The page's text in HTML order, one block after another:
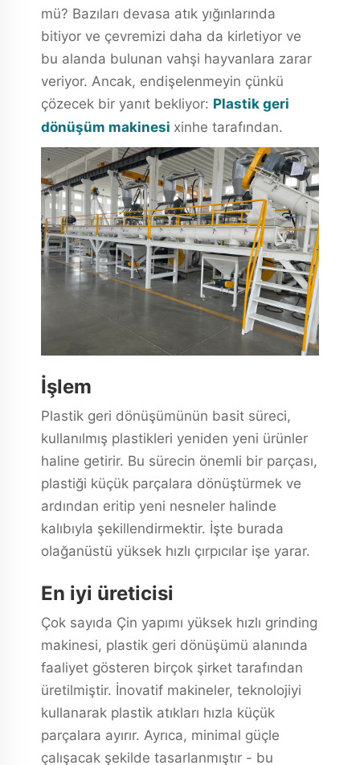
mü? Bazıları devasa atık yığınlarında
bitiyor ve çevremizi daha da kirletiyor ve
bu alanda bulunan vahşi hayvanlara zarar
veriyor. Ancak, endişelenmeyin çünkü
çözecek bir yanıt bekliyor: Plastik geri
dönüşüm makinesi xinhe tarafından.
İşlem
Plastik geri dönüşümünün basit süreci,
kullanılmış plastikleri yeniden yeni ürünler
haline getirir. Bu sürecin önemli bir parçası,
plastiği küçük parçalara dönüştürmek ve
ardından eritip yeni nesneler halinde
kalıbıyla şekillendirmektir. İşte burada
olağanüstü yüksek hızlı çırpıcılar işe yarar.
En iyi üreticisi
Çok sayıda Çin yapımı yüksek hızlı grinding
makinesi, plastik geri dönüşümü alanında
faaliyet gösteren birçok şirket tarafından
üretilmiştir. İnovatif makineler, teknolojiyi
kullanarak plastik atıkları hızla küçük
parçalara ayırır. Ayrıca, minimal güçle
çalışacak şekilde tasarlanmıştır - bu